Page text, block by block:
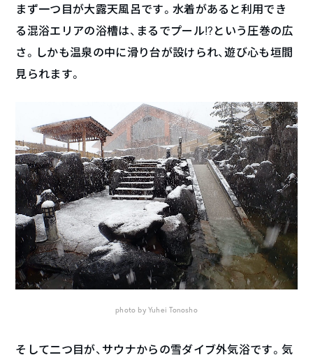
まず一つ目が大露天風呂です。水着があると利用でき
る混浴エリアの浴槽は、まるでプール!?という圧巻の広
さ。しかも温泉の中に滑り台が設けられ、遊び心も垣間
見られます。
photo by Yuhei Tonosho
そして二つ目が、サウナからの雪ダイブ外気浴です。気